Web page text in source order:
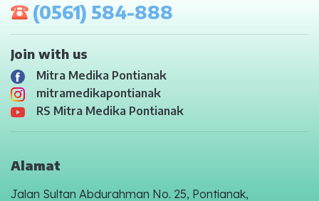
Kamar Operasi
Medical Check Up
Rehabilitasi Medik
Pelayanan 24 Jam
UGD
Laboratorium
(0561) 584-888
Join with us
Mitra Medika Pontianak
mitramedikapontianak
RS Mitra Medika Pontianak
Alamat
Jalan Sultan Abdurahman No. 25, Pontianak,